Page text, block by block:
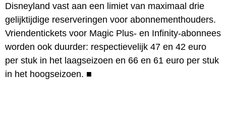
Disneyland vast aan een limiet van maximaal drie
gelijktijdige reserveringen voor abonnementhouders.
Vriendentickets voor Magic Plus- en Infinity-abonnees
worden ook duurder: respectievelijk 47 en 42 euro
per stuk in het laagseizoen en 66 en 61 euro per stuk
in het hoogseizoen. ■